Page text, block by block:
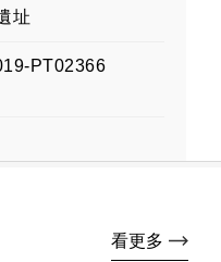
址
PT02366
看更多